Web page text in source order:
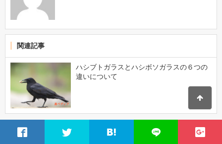
関連記事
ハシブトガラスとハシボソガラスの６つの
違いについて
スポンサードリンク